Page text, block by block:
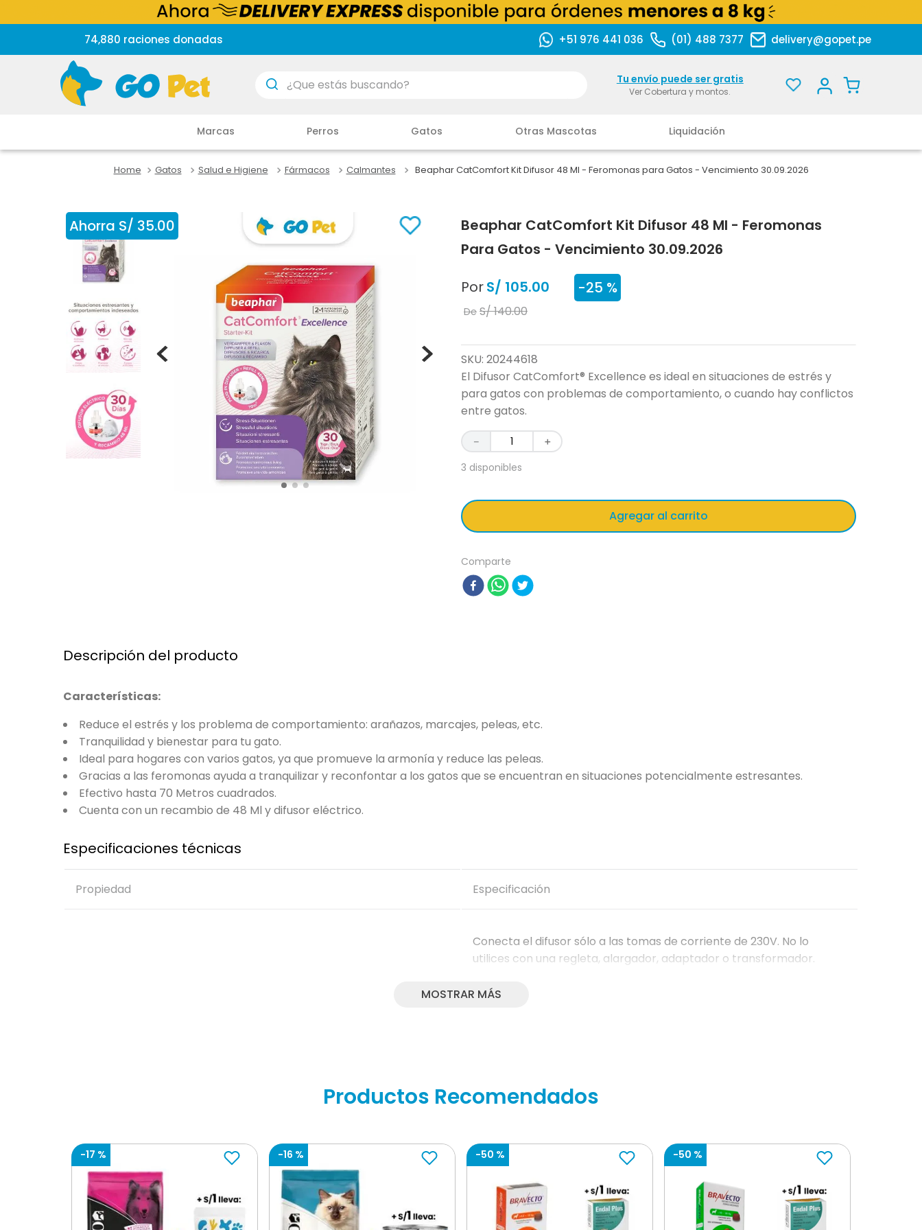
74,880 raciones donadas +51 976 441 036 (01) 488 7377 delivery@gopet.pe
¿Que estás buscando? Tu envío puede ser gratis
Ver Cobertura y montos.
Marcas Perros Gatos Otras Mascotas Liquidación
Gatos Salud e Higiene Fármacos Calmantes Beaphar CatComfort Kit Difusor 48 Ml - Feromonas para Gatos - Vencimiento 30.09.2026
Ahorra S/ 35.00
Beaphar CatComfort Kit Difusor 48 Ml - Feromonas
Para Gatos - Vencimiento 30.09.2026
De S/140.00
PorS/ 105.00 -25 %
SKU: 20244618
El Difusor CatComfort® Excellence es ideal en situaciones de estrés y
para gatos con problemas de comportamiento, o cuando hay conflictos
entre gatos.
＋
－
3 disponibles
Agregar al carrito
Comparte
Descripción del producto
Características:
Reduce el estrés y los problema de comportamiento: arañazos, marcajes, peleas, etc.
Tranquilidad y bienestar para tu gato.
Ideal para hogares con varios gatos, ya que promueve la armonía y reduce las peleas.
Gracias a las feromonas ayuda a tranquilizar y reconfontar a los gatos que se encuentran en situaciones potencialmente estresantes.
Efectivo hasta 70 Metros cuadrados.
Cuenta con un recambio de 48 Ml y difusor eléctrico.
Especificaciones técnicas
Propiedad Especificación
Conecta el difusor sólo a las tomas de corriente de 230V. No lo
utilices con una regleta, alargador, adaptador o transformador.
Utiliza sólo el recambio de Beaphar recomendado para este difusor.
Apaciguadora Felina, Hidrocarburo isoparafínico c.s.p. 100g.
Las feromonas utilizadas son una copia de las feromonas felinas que
brindan un mensaje continuo y tranquilizador para los gatos,
MOSTRAR MÁS
Productos Recomendados
-17 % -16 % -50 % -50 %